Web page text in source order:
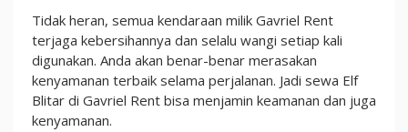
Tidak heran, semua kendaraan milik Gavriel Rent
terjaga kebersihannya dan selalu wangi setiap kali
digunakan. Anda akan benar-benar merasakan
kenyamanan terbaik selama perjalanan. Jadi sewa Elf
Blitar di Gavriel Rent bisa menjamin keamanan dan juga
kenyamanan.